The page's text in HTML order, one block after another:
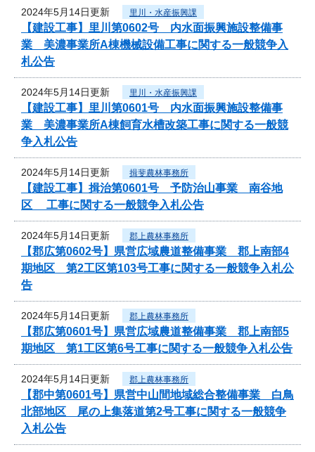
2024年5月14日更新 里川・水産振興課
【建設工事】里川第0602号 内水面振興施設整備事
業 美濃事業所A棟機械設備工事に関する一般競争入
札公告
2024年5月14日更新 里川・水産振興課
【建設工事】里川第0601号 内水面振興施設整備事
業 美濃事業所A棟飼育水槽改築工事に関する一般競
争入札公告
2024年5月14日更新 揖斐農林事務所
【建設工事】揖治第0601号 予防治山事業 南谷地
区 工事に関する一般競争入札公告
2024年5月14日更新 郡上農林事務所
【郡広第0602号】県営広域農道整備事業 郡上南部4
期地区 第2工区第103号工事に関する一般競争入札公
告
2024年5月14日更新 郡上農林事務所
【郡広第0601号】県営広域農道整備事業 郡上南部5
期地区 第1工区第6号工事に関する一般競争入札公告
2024年5月14日更新 郡上農林事務所
【郡中第0601号】県営中山間地域総合整備事業 白鳥
北部地区 尾の上集落道第2号工事に関する一般競争
入札公告